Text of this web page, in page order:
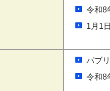
令和8
1月1
パブ
令和8